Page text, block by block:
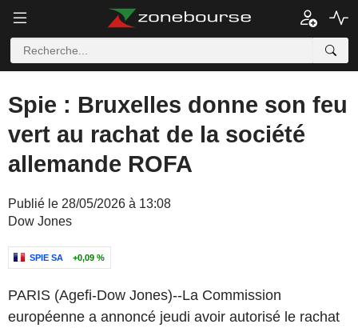
Spie : Bruxelles donne son feu
vert au rachat de la société
allemande ROFA
Publié le 28/05/2026 à 13:08
Dow Jones
SPIE SA +0,09 %
PARIS (Agefi-Dow Jones)--La Commission
européenne a annoncé jeudi avoir autorisé le rachat